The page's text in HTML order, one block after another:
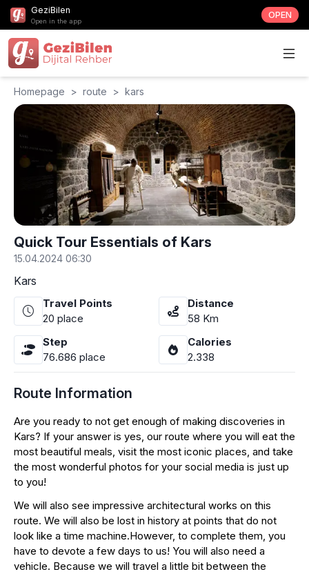
GeziBilen
Open in the app
OPEN
Homepage > route > kars
Quick Tour Essentials of Kars
15.04.2024 06:30
Kars
Travel Points
20 place
Distance
58 Km
Step
76.686 place
Calories
2.338
Route Information
Are you ready to not get enough of making discoveries in
Kars? If your answer is yes, our route where you will eat the
most beautiful meals, visit the most iconic places, and take
the most wonderful photos for your social media is just up
to you!
We will also see impressive architectural works on this
route. We will also be lost in history at points that do not
look like a time machine.However, to complete them, you
have to devote a few days to us! You will also need a
vehicle. Because we will travel a little bit between the